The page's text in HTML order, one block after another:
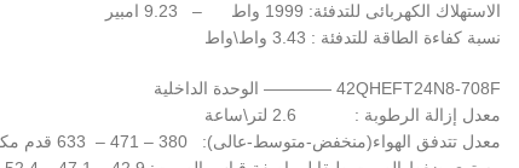
الاستهلاك الكهربائى للتدفئة: 1999 واط – 9.23 امبير
نسبة كفاءة الطاقة للتدفئة : 3.43 واط\واط
42QHEFT24N8-708F ———— الوحدة الداخلية
معدل إزالة الرطوبة : 2.6 لتر\ساعة
معدل تتدفق الهواء(منخفض-متوسط-عالى): 380 – 471 – 633 قدم مكعب\دقيقة